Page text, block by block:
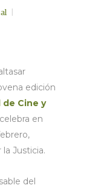
edición
de Cine y
en
Justicia.
del